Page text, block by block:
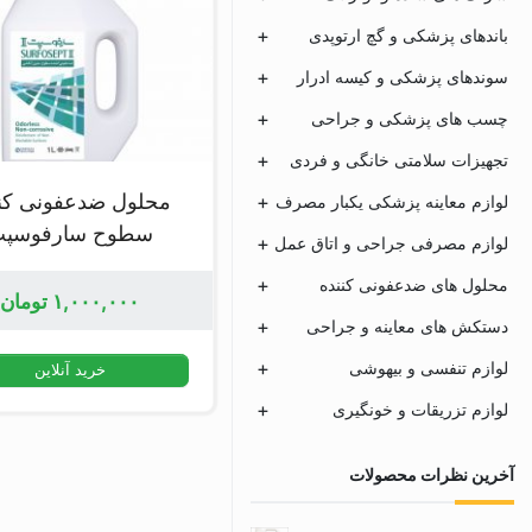
باندهای پزشکی و گچ ارتوپدی
سوندهای پزشکی و کیسه ادرار
چسب های پزشکی و جراحی
تجهیزات سلامتی خانگی و فردی
لوازم معاینه پزشکی یکبار مصرف
لوازم مصرفی جراحی و اتاق عمل
محلول های ضدعفونی کننده
دستکش های معاینه و جراحی
لوازم تنفسی و بیهوشی
لوازم تزریقات و خونگیری
آخرین نظرات محصولات
محلول ضدعفونی
سطوح
۱,۰۰۰,۰۰۰ تومان
خرید آنلاین